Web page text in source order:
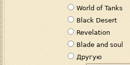
и
а
н
т
ы
World of Tanks
Black Desert
Revelation
Blade and soul
Другую